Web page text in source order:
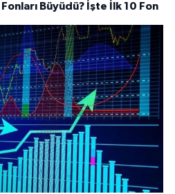
Büyüdü? İşte İlk 10 Fon